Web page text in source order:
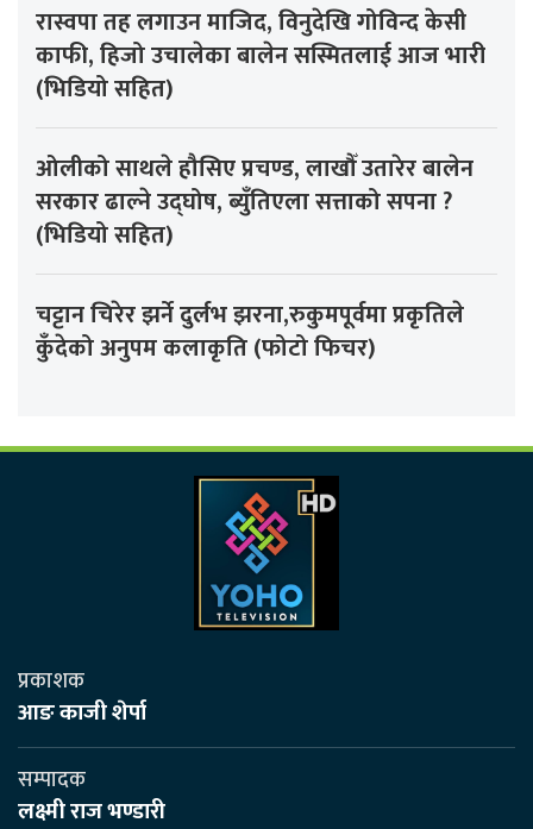
रास्वपा तह लगाउन माजिद, विनुदेखि गोविन्द केसी
काफी, हिजो उचालेका बालेन सस्मितलाई आज भारी
(भिडियो सहित)
ओलीको साथले हौसिए प्रचण्ड, लाखौँ उतारेर बालेन
सरकार ढाल्ने उद्घोष, ब्युँतिएला सत्ताको सपना ?
(भिडियो सहित)
चट्टान चिरेर झर्ने दुर्लभ झरना,रुकुमपूर्वमा प्रकृतिले
कुँदेको अनुपम कलाकृति (फोटो फिचर)
प्रकाशक
आङ काजी शेर्पा
सम्पादक
लक्ष्मी राज भण्डारी